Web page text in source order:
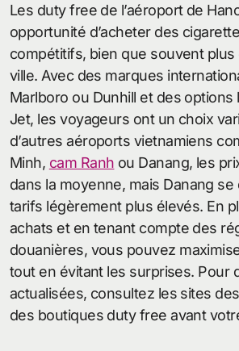
Les duty free de l’aéroport de
opportunité d’acheter des
compétitifs, bien que souvent plus
ville. Avec des marques
Marlboro ou Dunhill et des options
Jet, les voyageurs ont un choix
d’autres aéroports vietnamiens
Minh, cam Ranh ou Danang, les
dans la moyenne, mais Danang
tarifs légèrement plus élevés. En
achats et en tenant compte des
douanières, vous pouvez
tout en évitant les surprises. Pour
actualisées, consultez les sites
des boutiques duty free avant